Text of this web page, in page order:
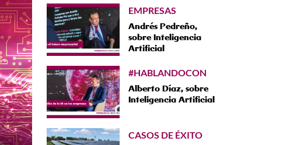
EMPRESAS
Andrés Pedreño,
sobre Inteligencia
Artificial
#HABLANDOCON
Alberto Díaz, sobre
Inteligencia Artificial
CASOS DE ÉXITO